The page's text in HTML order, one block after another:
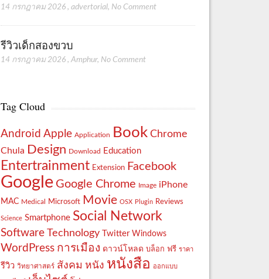
14 กรกฎาคม 2026 ,advertorial, No Comment
รีวิวเด็กสองขวบ
14 กรกฎาคม 2026 ,Amphur, No Comment
Tag Cloud
Android Apple Application Book Chrome
Chula Design Download Education
Entertrainment Extension Facebook
Google Google Chrome Image iPhone
MAC Medical Microsoft Movie OSX Plugin Reviews
Science Smartphone Social Network
Software Technology Twitter Windows
WordPress การเมือง ดาวน์โหลด บล็อก ฟรี ราคา
รีวิว วิทยาศาสตร์ สังคม หนัง หนังสือ ออกแบบ